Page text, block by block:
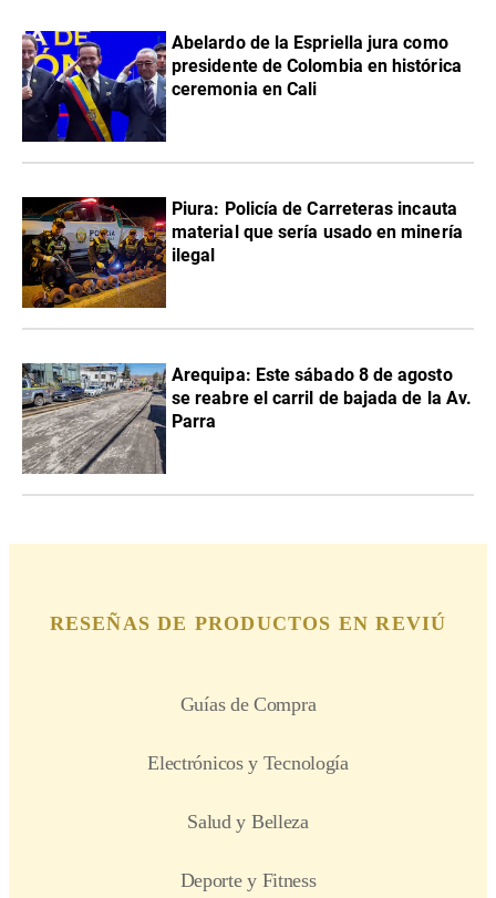
Abelardo de la Espriella jura como
presidente de Colombia en histórica
ceremonia en Cali
Piura: Policía de Carreteras incauta
material que sería usado en minería
ilegal
Arequipa: Este sábado 8 de agosto
se reabre el carril de bajada de la Av.
Parra